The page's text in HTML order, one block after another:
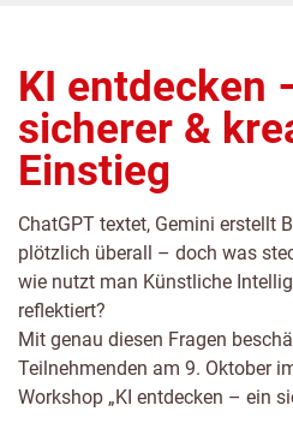
KI entdecken
sicherer &
Einstieg
ChatGPT textet, Gemini erstellt
plötzlich überall – doch was
wie nutzt man Künstliche
reflektiert?
Mit genau diesen Fragen
Teilnehmenden am 9. Oktober
Workshop „KI entdecken – ein